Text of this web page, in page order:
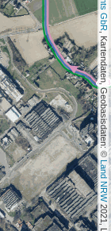
, Kartendaten, Geobasisdaten: ©
Land NRW